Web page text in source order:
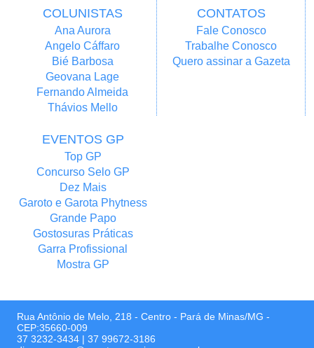
COLUNISTAS
Ana Aurora
Angelo Cáffaro
Bié Barbosa
Geovana Lage
Fernando Almeida
Thávios Mello
CONTATOS
Fale Conosco
Trabalhe Conosco
Quero assinar a Gazeta
EVENTOS GP
Top GP
Concurso Selo GP
Dez Mais
Garoto e Garota Phytness
Grande Papo
Gostosuras Práticas
Garra Profissional
Mostra GP
Rua Antônio de Melo, 218 - Centro - Pará de Minas/MG -
CEP:35660-009
37 3232-3434 | 37 99672-3186